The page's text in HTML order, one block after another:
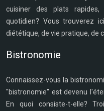
cuisiner des plats
quotidien? Vous trouverez
diététique, de vie pratique, de
Bistronomie
Connaissez-vous la
"bistronomie" est devenu
En quoi consiste-t-elle?